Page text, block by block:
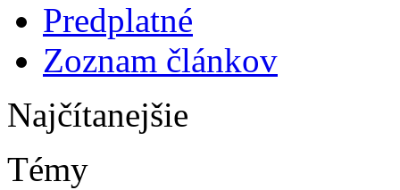
Predplatné
Zoznam článkov
Najčítanejšie
Témy